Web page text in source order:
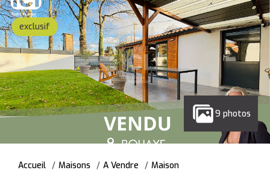
exclusif
9 photos
Accueil Maisons A Vendre
Maison